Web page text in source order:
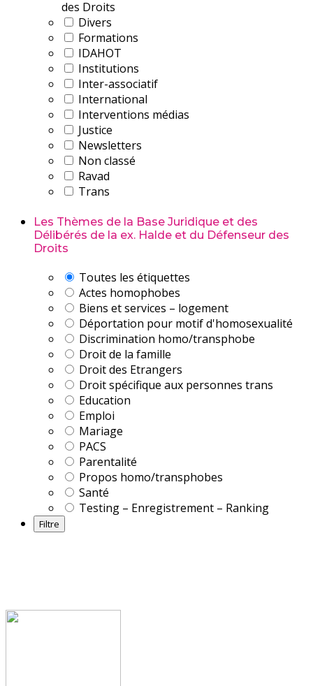
des Droits
Divers
Formations
IDAHOT
Institutions
Inter-associatif
International
Interventions médias
Justice
Newsletters
Non classé
Ravad
Trans
Les Thèmes de la Base Juridique et des
Délibérés de la ex. Halde et du Défenseur des
Droits
Toutes les étiquettes
Actes homophobes
Biens et services – logement
Déportation pour motif d'homosexualité
Discrimination homo/transphobe
Droit de la famille
Droit des Etrangers
Droit spécifique aux personnes trans
Education
Emploi
Mariage
PACS
Parentalité
Propos homo/transphobes
Santé
Testing – Enregistrement – Ranking